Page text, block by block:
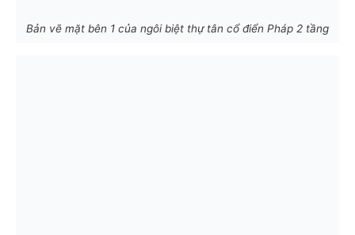
Bản vẽ mặt bên 1 của ngôi biệt thự tân cổ điển Pháp 2 tầng